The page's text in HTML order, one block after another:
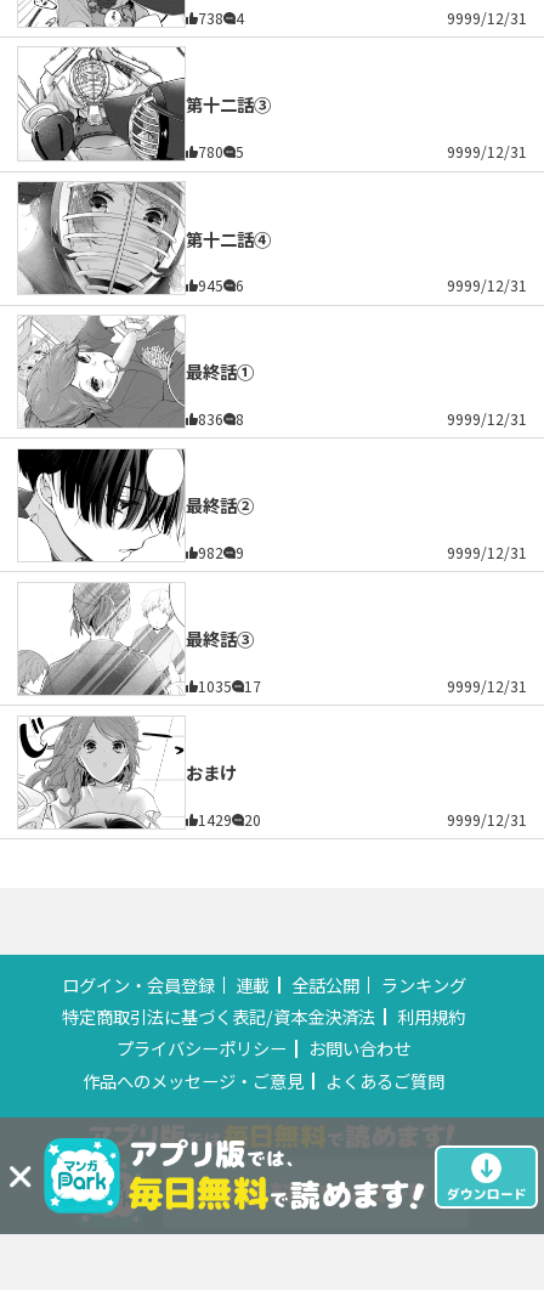
738 4 9999/12/31
第十二話③
780 5 9999/12/31
第十二話④
945 6 9999/12/31
最終話①
836 8 9999/12/31
最終話②
982 9 9999/12/31
最終話③
1035 17 9999/12/31
おまけ
1429 20 9999/12/31
ログイン・会員登録 連載 全話公開
ランキング
特定商取引法に基づく表記/資本金決済法
利用規約
プライバシーポリシー
お問い合わせ
作品へのメッセージ・ご意見
よくあるご質問